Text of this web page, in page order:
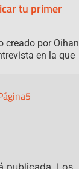
tu primer
creado por Oihan
en la que
5